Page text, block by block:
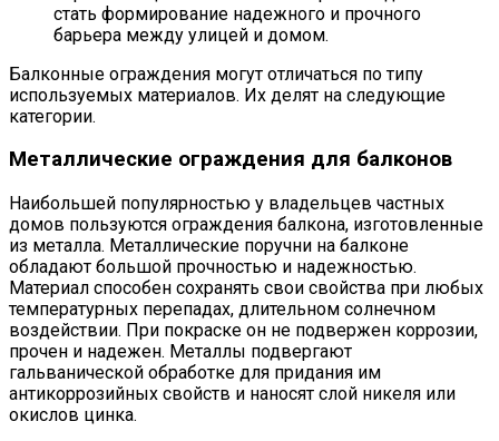
стать формирование надежного и прочного
барьера между улицей и домом.
Балконные ограждения могут отличаться по типу
используемых материалов. Их делят на следующие
категории.
Металлические ограждения для балконов
Наибольшей популярностью у владельцев частных
домов пользуются ограждения балкона, изготовленные
из металла. Металлические поручни на балконе
обладают большой прочностью и надежностью.
Материал способен сохранять свои свойства при любых
температурных перепадах, длительном солнечном
воздействии. При покраске он не подвержен коррозии,
прочен и надежен. Металлы подвергают
гальванической обработке для придания им
антикоррозийных свойств и наносят слой никеля или
окислов цинка.